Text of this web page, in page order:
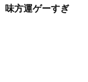
味方運ゲーすぎ